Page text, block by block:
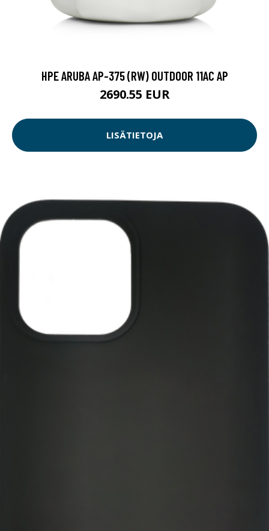
HPE ARUBA AP-375 (RW) OUTDOOR 11AC AP
2690.55 EUR
LISÄTIETOJA